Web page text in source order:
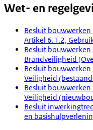
Wet- en
Besluit
Artikel 6.1.2,
Besluit
Brandveiligheid
Besluit
Veiligheid
Besluit
Veiligheid
Besluit
en